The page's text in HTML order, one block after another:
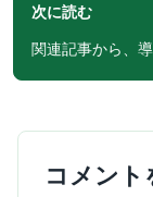
次に読む
関連記事から、
コメント